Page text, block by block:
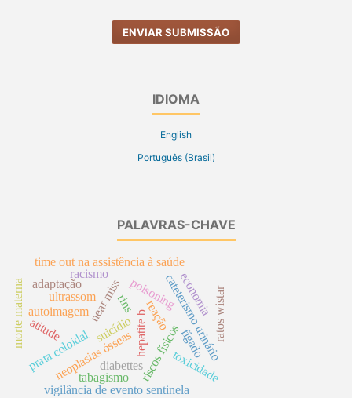
ENVIAR SUBMISSÃO
IDIOMA
English
Português (Brasil)
PALAVRAS-CHAVE
hepatite b
neoplasias ósseas
poisoning
ultrassom cateterismo urinário
near miss
time out na assistência à saúde
vigilância de evento sentinela
riscos físicos
autoimagem
morte materna economia
suicídio reação
prata coloidal diabettes toxicidade
ratos wistar
fígado
rins
racismo
adaptação
atitude
tabagismo